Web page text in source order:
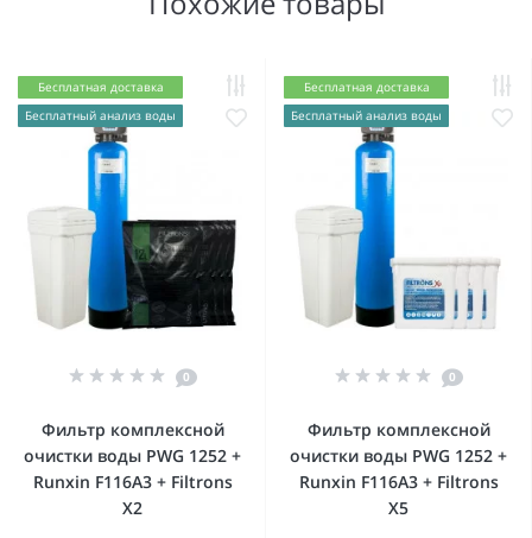
Бесплатная доставка
Бесплатный анализ воды
0
Фильтр комплексной
очистки воды PWG 1252 +
Runxin F116А3 + Filtrons
X2
Бесплатная доставка
Бесплатный анализ воды
0
Фильтр комплексной
очистки воды PWG 1252 +
Runxin F116А3 + Filtrons
X5